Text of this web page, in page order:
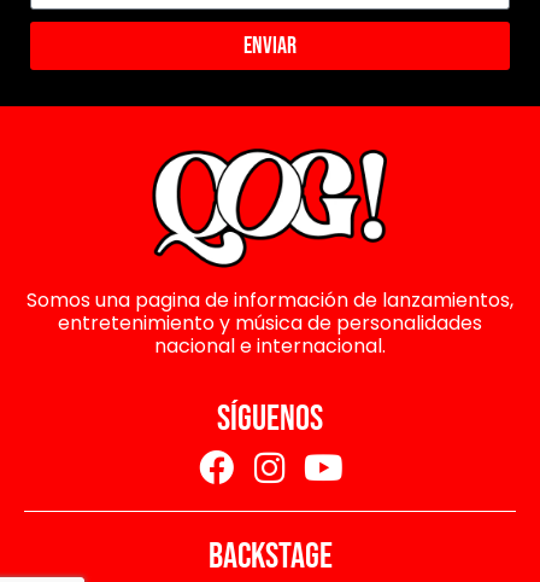
Enviar
Somos una pagina de información de lanzamientos,
entretenimiento y música de personalidades
nacional e internacional.
SÍGUENOS
BACKSTAGE